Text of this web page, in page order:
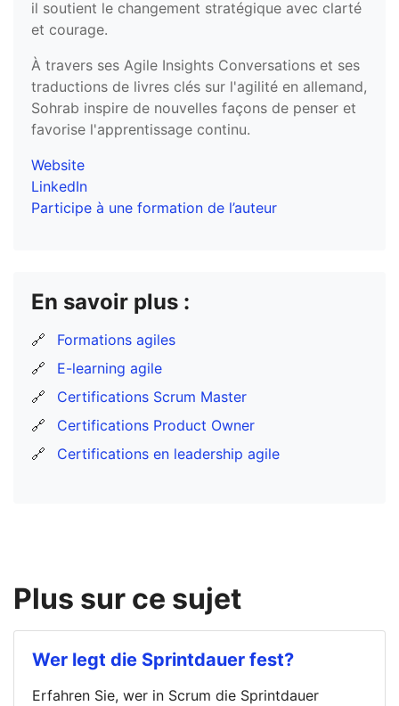
il soutient le changement stratégique avec clarté
et courage.
À travers ses Agile Insights Conversations et ses
traductions de livres clés sur l'agilité en allemand,
Sohrab inspire de nouvelles façons de penser et
favorise l'apprentissage continu.
Website
LinkedIn
Participe à une formation de l’auteur
En savoir plus :
🔗
Formations agiles
🔗
E-learning agile
🔗
Certifications Scrum Master
🔗
Certifications Product Owner
🔗
Certifications en leadership agile
Plus sur ce sujet
Wer legt die Sprintdauer fest?
Erfahren Sie, wer in Scrum die Sprintdauer